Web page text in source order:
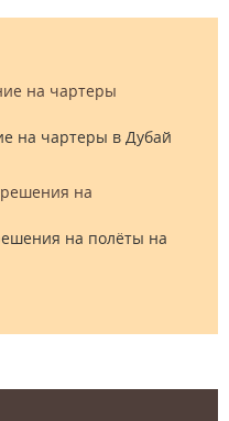
на чартеры в Дубай
на полёты на